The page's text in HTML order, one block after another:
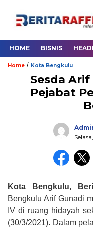
HOME BISNIS
Home / Kota Bengkulu
Sesda
Pejabat
Kota Bengkulu,
Bengkulu Arif Gunadi
IV di ruang hidayah
(30/3/2021). Dalam